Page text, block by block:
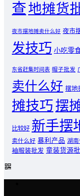
查地摊货
夜市摆地摊卖什么好 夜市
发技巧 小吃零
东省赶集时间表 帽子批发
卖什么好 摆地
摊技巧 摆
比较好 新手摆
卖什么好 暴利产品 湖南
袖服装批发 童装货源